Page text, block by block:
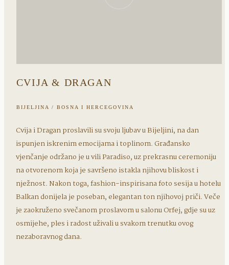
CVIJA & DRAGAN
BIJELJINA / BOSNA I HERCEGOVINA
Cvija i Dragan proslavili su svoju ljubav u Bijeljini, na dan
ispunjen iskrenim emocijama i toplinom. Građansko
vjenčanje održano je u vili Paradiso, uz prekrasnu ceremoniju
na otvorenom koja je savršeno istakla njihovu bliskost i
nježnost. Nakon toga, fashion-inspirisana foto sesija u hotelu
Balkan donijela je poseban, elegantan ton njihovoj priči. Veče
je zaokruženo svečanom proslavom u salonu Orfej, gdje su uz
osmijehe, ples i radost uživali u svakom trenutku ovog
nezaboravnog dana.